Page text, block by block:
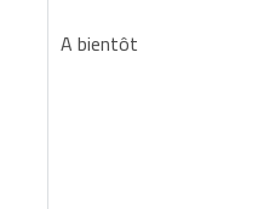
A bientôt